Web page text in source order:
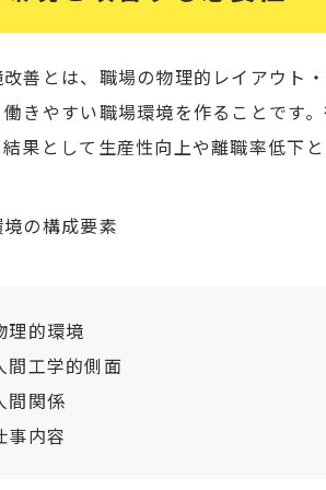
善とは、職場の物理的レイアウト
働きやすい職場環境を作ることです
果として生産性向上や離職率低下
の構成要素
理的環境
間工学的側面
間関係
事内容